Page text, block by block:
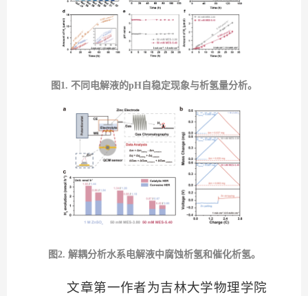
图 1. 不同电解液的pH自稳定现象与析氢量分析。
图2. 解耦分析水系电解液中腐蚀析氢和催化析氢。
文章第一作者为吉林大学物理学院